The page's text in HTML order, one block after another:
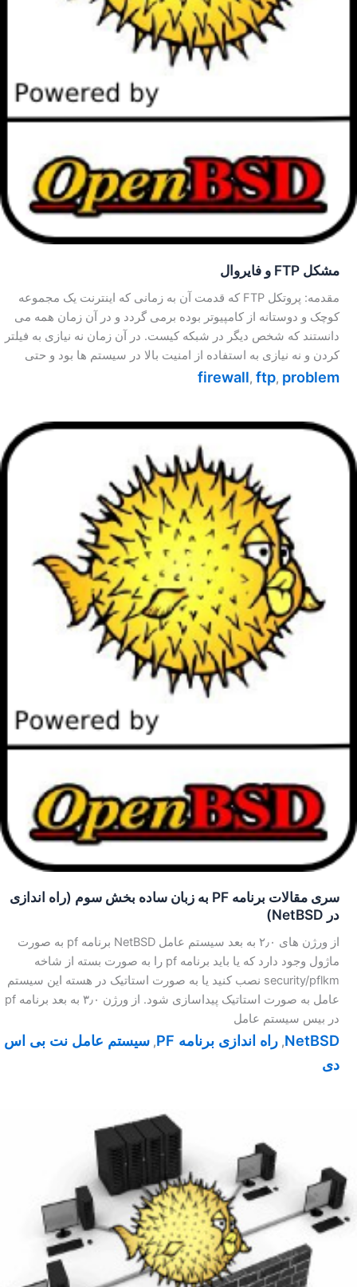
مشکل FTP و فایروال
مقدمه: پروتکل FTP که قدمت آن به زمانی که اینترنت یک مجموعه
کوچک و دوستانه از کامپیوتر بوده برمی گردد و در آن زمان همه می
دانستند که شخص دیگر در شبکه کیست. در آن زمان نه نیازی به فیلتر
کردن و نه نیازی به استفاده از امنیت بالا در سیستم ها بود و حتی
firewall,ftp, problem
سری مقالات برنامه PF به زبان ساده بخش سوم (راه اندازی
در NetBSD)
از ورژن های ۲٫۰ به بعد سیستم عامل NetBSD برنامه pf به صورت
ماژول وجود دارد که یا باید برنامه pf را به صورت بسته از شاخه
security/pflkm نصب کنید یا به صورت استاتیک در هسته این سیستم
عامل به صورت استاتیک پیداسازی شود. از ورژن ۳٫۰ به بعد برنامه pf
در بیس سیستم عامل
NetBSD
, راه اندازی برنامه PF , سیستم عامل نت بی اس
دی